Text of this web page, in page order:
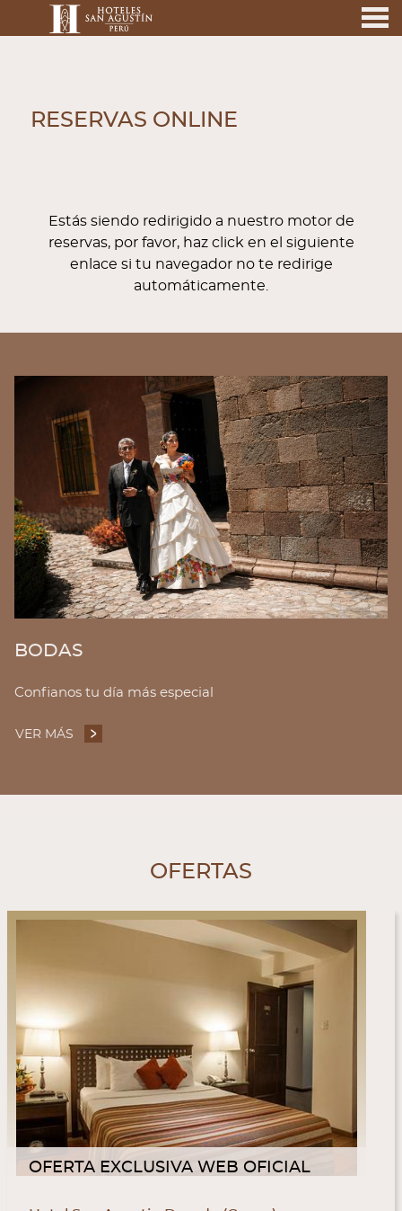
RESERVAS ONLINE
Estás siendo redirigido a nuestro motor de
reservas, por favor, haz click en el siguiente
enlace si tu navegador no te redirige
automáticamente.
BODAS
Confianos tu día más especial
VER MÁS BODAS
OFERTAS
OFERTA EXCLUSIVA WEB OFICIAL